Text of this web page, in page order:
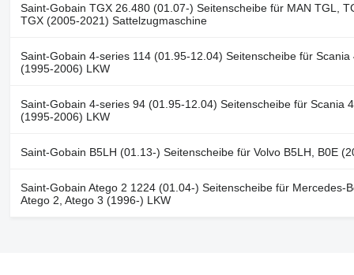
Saint-Gobain TGX 26.480 (01.07-) Seitenscheibe für MAN TGL,
TGX (2005-2021) Sattelzugmaschine
Saint-Gobain 4-series 114 (01.95-12.04) Seitenscheibe für Scania
(1995-2006) LKW
Saint-Gobain 4-series 94 (01.95-12.04) Seitenscheibe für Scania
(1995-2006) LKW
Saint-Gobain B5LH (01.13-) Seitenscheibe für Volvo B5LH, B0E
Saint-Gobain Atego 2 1224 (01.04-) Seitenscheibe für Mercedes-
Atego 2, Atego 3 (1996-) LKW